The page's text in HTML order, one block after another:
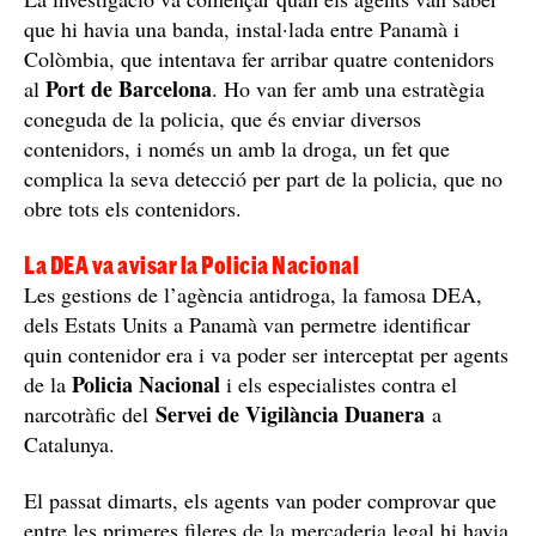
que hi havia una banda, instal·lada entre Panamà i
Colòmbia, que intentava fer arribar quatre contenidors
al Port de Barcelona. Ho van fer amb una estratègia
coneguda de la policia, que és enviar diversos
contenidors, i només un amb la droga, un fet que
complica la seva detecció per part de la policia, que no
obre tots els contenidors.
La DEA va avisar la Policia Nacional
Les gestions de l’agència antidroga, la famosa DEA,
dels Estats Units a Panamà van permetre identificar
quin contenidor era i va poder ser interceptat per agents
de la Policia Nacional i els especialistes contra el
narcotràfic del Servei de Vigilància Duanera a
Catalunya.
El passat dimarts, els agents van poder comprovar que
entre les primeres fileres de la mercaderia legal hi havia